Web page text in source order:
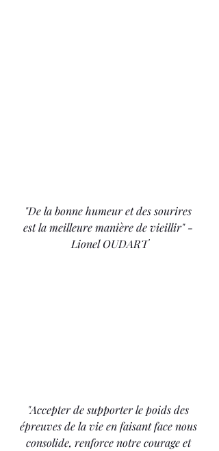
"De la bonne humeur et des sourires
est la meilleure manière de vieillir" -
Lionel OUDART
"Accepter de supporter le poids des
épreuves de la vie en faisant face nous
consolide, renforce notre courage et